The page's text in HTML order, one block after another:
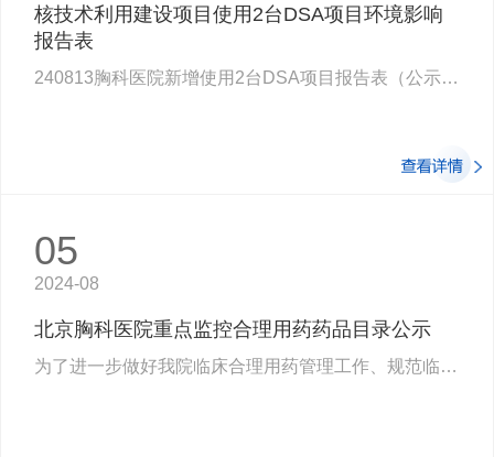
核技术利用建设项目使用2台DSA项目环境影响
报告表
240813胸科医院新增使用2台DSA项目报告表（公示）V1.pdf
05
2024-08
北京胸科医院重点监控合理用药药品目录公示
为了进一步做好我院临床合理用药管理工作、规范临床用药行为、促进合理用药，根据《…